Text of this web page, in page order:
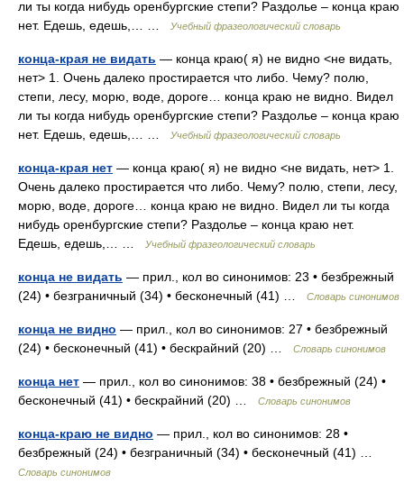
ли ты когда нибудь оренбургские степи? Раздолье – конца краю
нет. Едешь, едешь,… …
Учебный фразеологический словарь
конца-края не видать — конца краю( я) не видно <не видать,
нет> 1. Очень далеко простирается что либо. Чему? полю,
степи, лесу, морю, воде, дороге… конца краю не видно. Видел
ли ты когда нибудь оренбургские степи? Раздолье – конца краю
нет. Едешь, едешь,… …
Учебный фразеологический словарь
конца-края нет — конца краю( я) не видно <не видать, нет> 1.
Очень далеко простирается что либо. Чему? полю, степи, лесу,
морю, воде, дороге… конца краю не видно. Видел ли ты когда
нибудь оренбургские степи? Раздолье – конца краю нет.
Едешь, едешь,… …
Учебный фразеологический словарь
конца не видать — прил., кол во синонимов: 23 • безбрежный
(24) • безграничный (34) • бесконечный (41) …
Словарь синонимов
конца не видно — прил., кол во синонимов: 27 • безбрежный
(24) • бесконечный (41) • бескрайний (20) …
Словарь синонимов
конца нет — прил., кол во синонимов: 38 • безбрежный (24) •
бесконечный (41) • бескрайний (20) …
Словарь синонимов
конца-краю не видно — прил., кол во синонимов: 28 •
безбрежный (24) • безграничный (34) • бесконечный (41) …
Словарь синонимов